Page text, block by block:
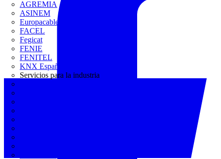
AGREMIA
ASINEM
Europacable
FACEL
Fegicat
FENIE
FENITEL
KNX España
Servicios para la industria